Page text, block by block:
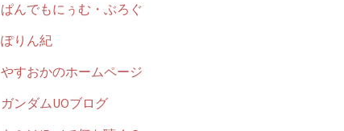
ぱんでもにぅむ・ぶろぐ
ぽりん紀
やすおかのホームページ
ガンダムUOブログ